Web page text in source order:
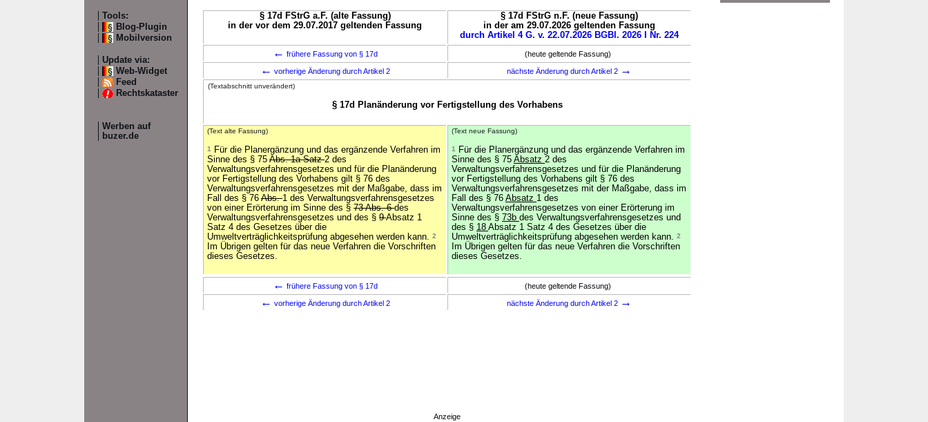
Tools:
Blog-Plugin
Mobilversion
Update via:
Web-Widget
Feed
Rechtskataster
Werben auf
buzer.de
§ 17d FStrG a.F. (alte Fassung)
in der vor dem 29.07.2017 geltenden Fassung
§ 17d FStrG n.F. (neue Fassung)
in der am 29.07.2026 geltenden Fassung
durch Artikel 4 G. v. 22.07.2026 BGBl. 2026 I Nr. 224
← frühere Fassung von § 17d (heute geltende Fassung)
← vorherige Änderung durch Artikel 2 nächste Änderung durch Artikel 2 →
(Textabschnitt unverändert)
§ 17d Planänderung vor Fertigstellung des Vorhabens
(Text alte Fassung)
1
Für die Planergänzung und das ergänzende Verfahren im
Sinne des § 75 Abs. 1a Satz2 des
Verwaltungsverfahrensgesetzes und für die Planänderung
vor Fertigstellung des Vorhabens gilt § 76 des
Verwaltungsverfahrensgesetzes mit der Maßgabe, dass im
Fall des § 76 Abs.1 des Verwaltungsverfahrensgesetzes
von einer Erörterung im Sinne des § 73 Abs. 6des
Verwaltungsverfahrensgesetzes und des § 9Absatz 1
Satz 4 des Gesetzes über die
Umweltverträglichkeitsprüfung abgesehen werden kann. 2
Im Übrigen gelten für das neue Verfahren die Vorschriften
dieses Gesetzes.
(Text neue Fassung)
1
Für die Planergänzung und das ergänzende Verfahren im
Sinne des § 75 Absatz 2 des
Verwaltungsverfahrensgesetzes und für die Planänderung
vor Fertigstellung des Vorhabens gilt § 76 des
Verwaltungsverfahrensgesetzes mit der Maßgabe, dass im
Fall des § 76 Absatz 1 des
Verwaltungsverfahrensgesetzes von einer Erörterung im
Sinne des § 73b des Verwaltungsverfahrensgesetzes und
des § 18 Absatz 1 Satz 4 des Gesetzes über die
Umweltverträglichkeitsprüfung abgesehen werden kann. 2
Im Übrigen gelten für das neue Verfahren die Vorschriften
dieses Gesetzes.
← frühere Fassung von § 17d (heute geltende Fassung)
← vorherige Änderung durch Artikel 2 nächste Änderung durch Artikel 2 →
Anzeige